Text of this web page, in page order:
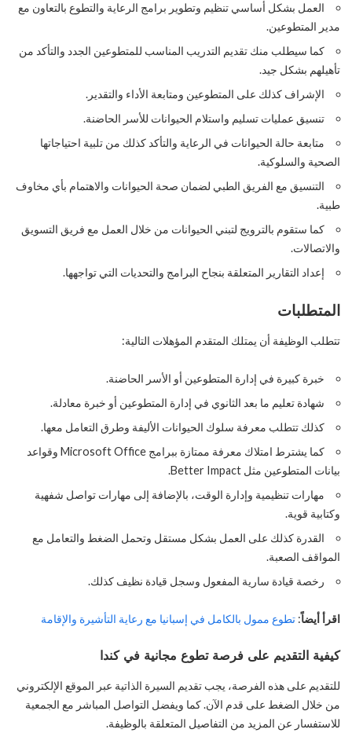
العمل بشكل أساسي تنظيم وتطوير برامج الرعاية والتطوع بالتعاون مع
مدير المتطوعين.
كما سيطلب منك تقديم التدريب المناسب للمتطوعين الجدد والتأكد من
تأهيلهم بشكل جيد.
الإشراف كذلك على المتطوعين ومتابعة الأداء والتقدير.
تنسيق عمليات تسليم واستلام الحيوانات للأسر الحاضنة.
متابعة حالة الحيوانات في الرعاية والتأكد كذلك من تلبية احتياجاتها
الصحية والسلوكية.
التنسيق مع الفريق الطبي لضمان صحة الحيوانات والاهتمام بأي مخاوف
طبية.
كما ستقوم بالترويج لتبني الحيوانات من خلال العمل مع فريق التسويق
والاتصالات.
إعداد التقارير المتعلقة بنجاح البرامج والتحديات التي تواجهها.
المتطلبات
تتطلب الوظيفة أن يمتلك المتقدم المؤهلات التالية:
خبرة كبيرة في إدارة المتطوعين أو الأسر الحاضنة.
شهادة تعليم ما بعد الثانوي في إدارة المتطوعين أو خبرة معادلة.
كذلك تتطلب معرفة سلوك الحيوانات الأليفة وطرق التعامل معها.
كما يشترط امتلاك معرفة ممتازة ببرامج Microsoft Office وقواعد
بيانات المتطوعين مثل Better Impact.
مهارات تنظيمية وإدارة الوقت، بالإضافة إلى مهارات تواصل شفهية
وكتابية قوية.
القدرة كذلك على العمل بشكل مستقل وتحمل الضغط والتعامل مع
المواقف الصعبة.
رخصة قيادة سارية المفعول وسجل قيادة نظيف كذلك.
اقرأ أيضاً: تطوع ممول بالكامل في إسبانيا مع رعاية التأشيرة والإقامة
كيفية التقديم على فرصة تطوع مجانية في كندا
للتقديم على هذه الفرصة، يجب تقديم السيرة الذاتية عبر الموقع الإلكتروني
من خلال الضغط على قدم الآن. كما ويفضل التواصل المباشر مع الجمعية
للاستفسار عن المزيد من التفاصيل المتعلقة بالوظيفة.